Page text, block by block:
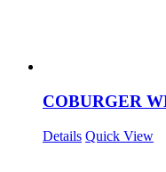
COBURGER
Details Quick View